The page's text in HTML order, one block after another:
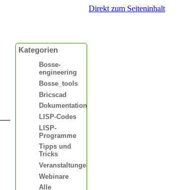
Direkt zum Seiteninhalt
Kategorien
Bosse-
engineering
Bosse_tools
Bricscad
Dokumentationen
LISP-Codes
LISP-
Programme
Tipps und
Tricks
Veranstaltungen
Webinare
Alle